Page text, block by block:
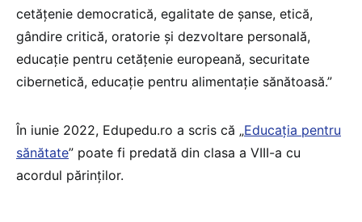
cetățenie democratică, egalitate de șanse, etică,
gândire critică, oratorie și dezvoltare personală,
educație pentru cetățenie europeană, securitate
cibernetică, educație pentru alimentație sănătoasă.”
În iunie 2022, Edupedu.ro a scris că „Educația pentru
sănătate” poate fi predată din clasa a VIII-a cu
acordul părinților.